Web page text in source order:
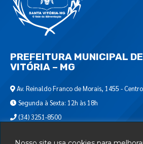
PREFEITURA MUNICIPAL
VITÓRIA – MG
Av. Reinaldo Franco de Morais, 1455 -
Segunda à Sexta: 12h às 18h
(34) 3251-8500